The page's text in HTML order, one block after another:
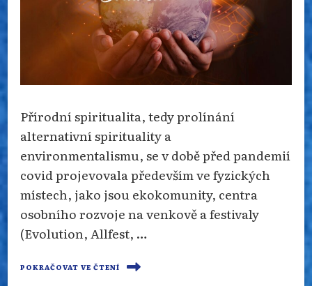
Přírodní spiritualita, tedy prolínání
alternativní spirituality a
environmentalismu, se v době před pandemií
covid projevovala především ve fyzických
místech, jako jsou ekokomunity, centra
osobního rozvoje na venkově a festivaly
(Evolution, Allfest, …
POKRAČOVAT VE ČTENÍ